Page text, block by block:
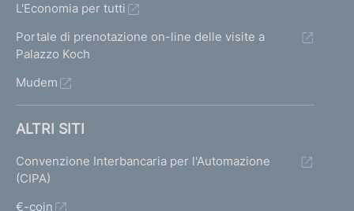
L'Economia per tutti
Portale di prenotazione on-line delle visite a
Palazzo Koch
Mudem
ALTRI SITI
Convenzione Interbancaria per l'Automazione
(CIPA)
€-coin